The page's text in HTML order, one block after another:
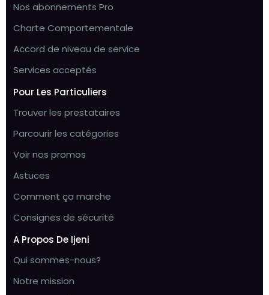
Nos abonnements Pro
Charte Comportementale
Accord de niveau de service
Services acceptés
Pour Les Particuliers
Trouver les prestataires
Parcourir les catégories
Voir nos promos
Astuces
Comment ça marche
Consignes de sécurité
A Propos De Ijeni
Qui sommes-nous?
Notre mission